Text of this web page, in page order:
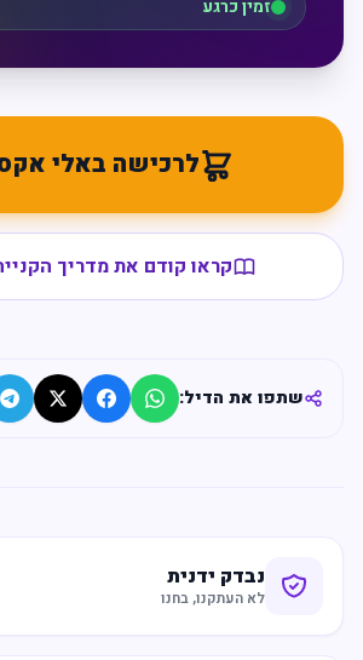
זמין כרגע
לרכישה באלי
קראו קודם את מדריך
שתפו את הדיל:
נבדק ידנית
לא העתקנו, בחנו